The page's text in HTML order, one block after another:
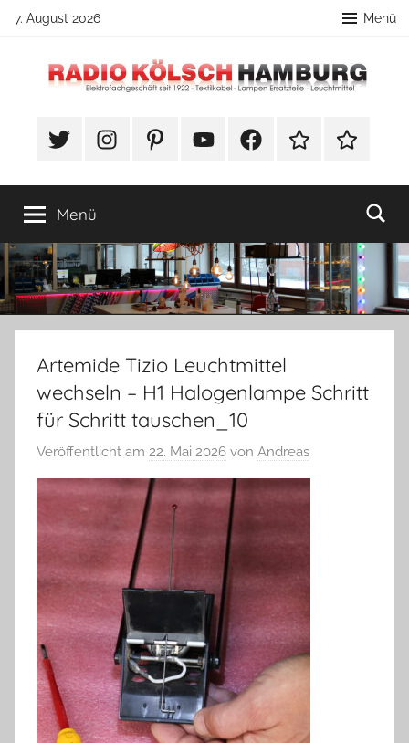
Zum
springen
7. August 2026 Menü
Radio
Hamburg
Lampenbau
#TwitterInstagramPinterestYouTubeFacebookTikTok Webshop
Menü
Artemide Tizio Leuchtmittel
wechseln – H1 Halogenlampe Schritt
für Schritt tauschen_10
Veröffentlicht am 22. Mai 2026 von Andreas